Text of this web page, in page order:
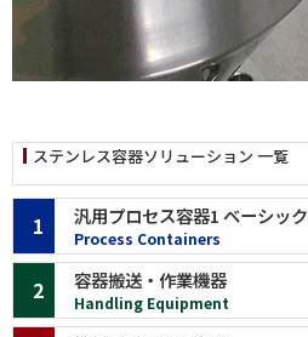
ステンレス容器ソリューション 一覧
汎用プロセス容器1 ベーシック
Process Containers
1
容器搬送・作業機器
Handling Equipment
2